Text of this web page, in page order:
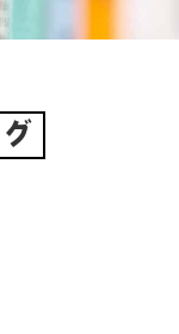
グ